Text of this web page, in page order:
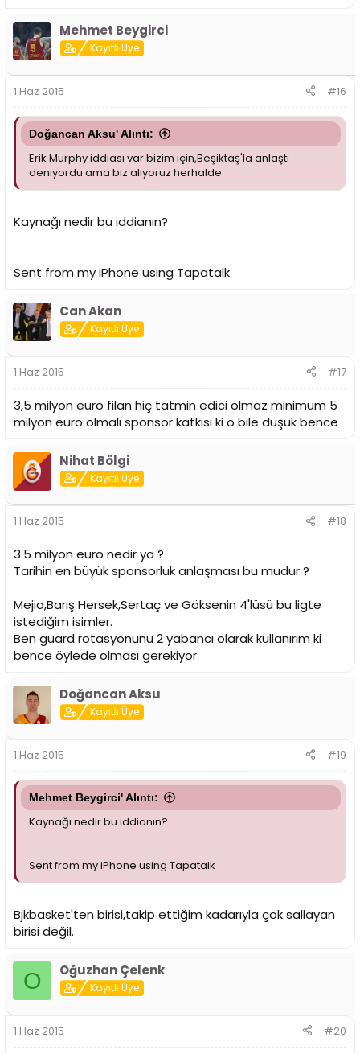
Mehmet Beygirci
Kayıtlı Üye
1 Haz 2015 #16
Doğancan Aksu' Alıntı:
Erik Murphy iddiası var bizim için,Beşiktaş'la anlaştı
deniyordu ama biz alıyoruz herhalde.
Kaynağı nedir bu iddianın?
Sent from my iPhone using Tapatalk
Can Akan
Kayıtlı Üye
1 Haz 2015 #17
3,5 milyon euro filan hiç tatmin edici olmaz minimum 5
milyon euro olmalı sponsor katkısı ki o bile düşük bence
Nihat Bölgi
Kayıtlı Üye
1 Haz 2015 #18
3.5 milyon euro nedir ya ?
Tarihin en büyük sponsorluk anlaşması bu mudur ?
Mejia,Barış Hersek,Sertaç ve Göksenin 4'lüsü bu ligte
istediğim isimler.
Ben guard rotasyonunu 2 yabancı olarak kullanırım ki
bence öylede olması gerekiyor.
Doğancan Aksu
Kayıtlı Üye
1 Haz 2015 #19
Mehmet Beygirci' Alıntı:
Kaynağı nedir bu iddianın?
Sent from my iPhone using Tapatalk
Bjkbasket'ten birisi,takip ettiğim kadarıyla çok sallayan
birisi değil.
O Oğuzhan Çelenk
Kayıtlı Üye
1 Haz 2015 #20